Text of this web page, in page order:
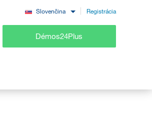
Slovenčina Registrácia
Démos24Plus